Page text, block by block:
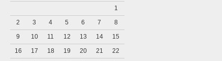
1
2
3 4 5 6 7
8
9
10 11 12 13 14
15
16
17 18 19 20 21
22